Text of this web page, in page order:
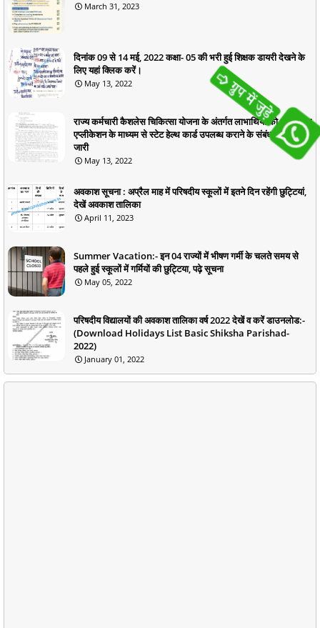
March 31, 2023
दिनांक 09 से 14 मई, 2022 कक्षा- 05 की भरी हुई शिक्षक डायरी देखने के
लिए यहां क्लिक करें।
May 13, 2022
राज्य कर्मचारी कैशलेस चिकित्सा योजना के अंतर्गत लाभार्थियों को ऑनलाइन
एप्लीकेशन के माध्यम से स्टेट हेल्थ कार्ड उपलब्ध कराने के संबंध में आदेश
जारी
May 13, 2022
अवकाश सूचना : अप्रैल माह में परिषदीय स्कूलों में इतने दिन रहेंगी छुट्टियां,
देखें अवकाश तालिका
April 11, 2023
Summer Vacation:- इन 04 राज्यों में भीषण गर्मी के चलते समय से
पहले हुई स्कूलों में गर्मियों की छुट्टिया, पढ़े सूचना
May 05, 2022
परिषदीय विद्यालयों की अवकाश तालिका वर्ष 2022 देखें व करें डाउनलोड:-
(Download Holidays List Basic Shiksha Parishad-
2022)
January 01, 2022